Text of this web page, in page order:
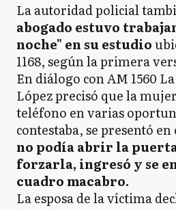
La autoridad policial
abogado estuvo
noche" en su estudio
1168, según la primera
En diálogo con AM 1560
López precisó que la
teléfono en varias
contestaba, se presentó
no podía abrir la
forzarla, ingresó y se
cuadro macabro.
La esposa de la víctima